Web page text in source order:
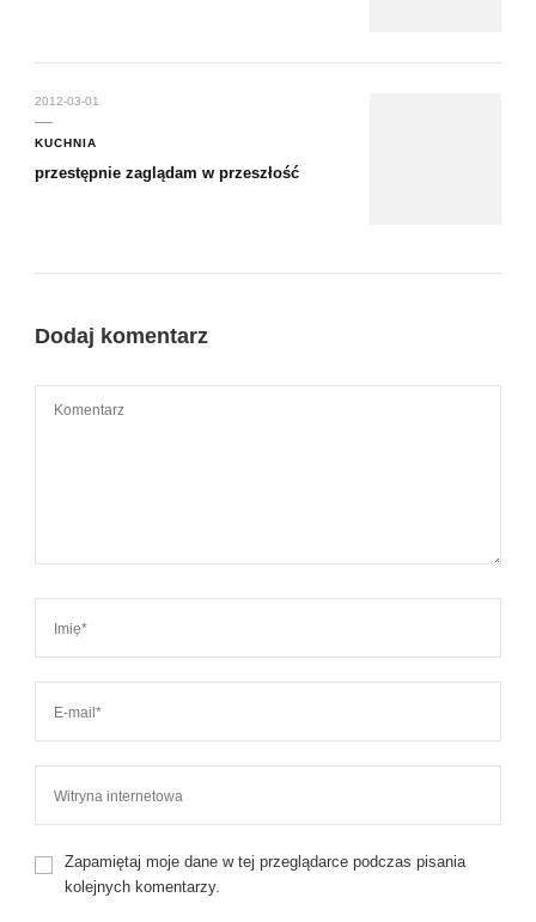
2012-03-01
KUCHNIA
przestępnie zaglądam w przeszłość
Dodaj komentarz
Zapamiętaj moje dane w tej przeglądarce podczas pisania
kolejnych komentarzy.